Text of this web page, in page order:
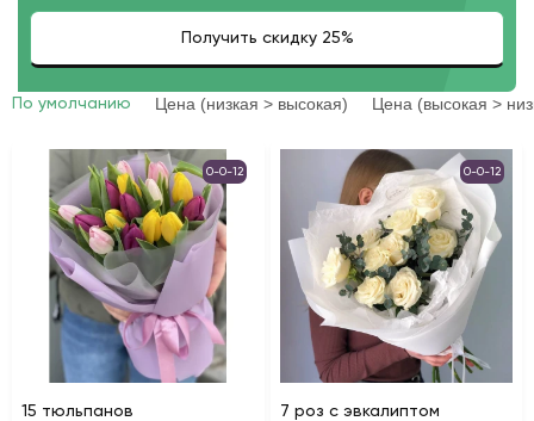
По умолчанию Цена (низкая > высокая) Цена (высокая >
0-0-12
15 тюльпанов
0-0-12
7 роз с эвкалиптом